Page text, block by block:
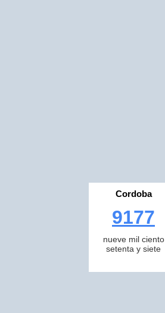
Cordoba
9177
nueve mil ciento
setenta y siete